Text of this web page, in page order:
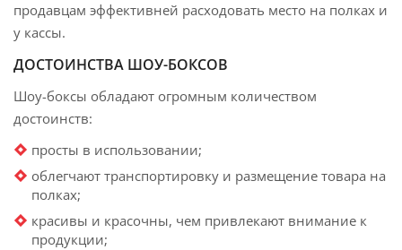
продавцам эффективней расходовать место на полках и
у кассы.
ДОСТОИНСТВА ШОУ-БОКСОВ
Шоу-боксы обладают огромным количеством
достоинств:
просты в использовании;
облегчают транспортировку и размещение товара на
полках;
красивы и красочны, чем привлекают внимание к
продукции;